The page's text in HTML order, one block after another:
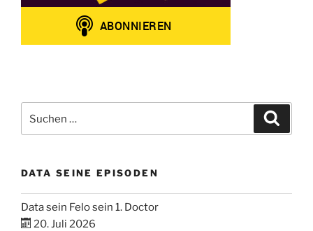
nach:
DATA SEINE EPISODEN
Data sein Felo sein 1. Doctor
20. Juli 2026